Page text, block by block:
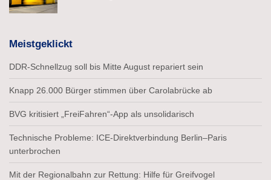
Meistgeklickt
DDR-Schnellzug soll bis Mitte August repariert sein
Knapp 26.000 Bürger stimmen über Carolabrücke ab
BVG kritisiert „FreiFahren“-App als unsolidarisch
Technische Probleme: ICE-Direktverbindung Berlin–Paris
unterbrochen
Mit der Regionalbahn zur Rettung: Hilfe für Greifvogel